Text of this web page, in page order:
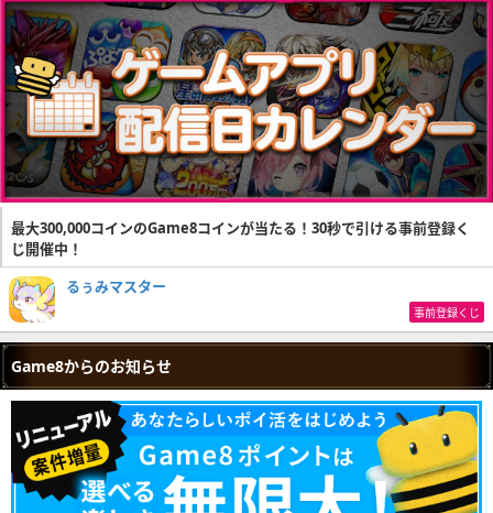
最大300,000コインのGame8コインが当たる！30秒で引ける事前登録く
じ開催中！
るぅみマスター
事前登録くじ
Game8からのお知らせ